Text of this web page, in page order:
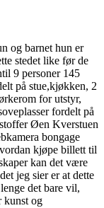
og barnet hun er
stedet like før de
9 personer 145
på stue,kjøkken, 2
for utstyr,
fordelt på
Øen Kverstuen
bongage
kjøpe billett til
kan det være
jeg sier er at dette
lenge det bare vil,
kunst og